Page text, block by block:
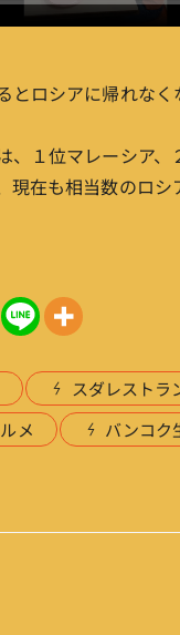
とロシアに帰れな
、１位マレーシア、
現在も相当数のロ
スダレストラ
メ
バンコク